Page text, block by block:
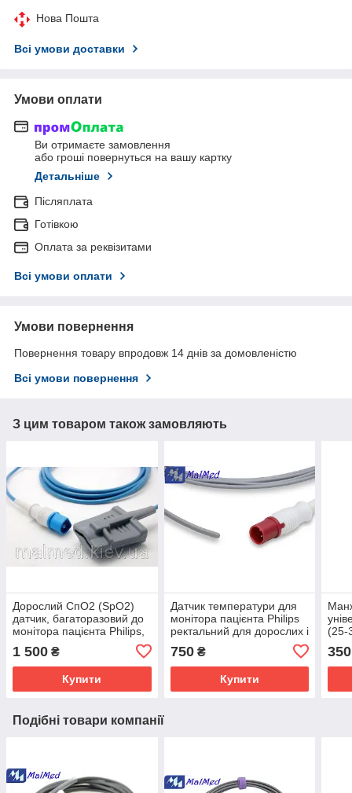
Нова Пошта
Всі умови доставки
Умови оплати
Ви отримаєте замовлення
або гроші повернуться на вашу картку
Детальніше
Післяплата
Готівкою
Оплата за реквізитами
Всі умови оплати
Умови повернення
Повернення товару впродовж 14 днів за домовленістю
Всі умови повернення
З цим товаром також замовляють
Дорослий СпО2 (SpO2)
датчик, багаторазовий до
монітора пацієнта Philips,
SureSigns, HeartStart
1 500 ₴
Купити
Датчик температури для
монітора пацієнта Philips
ректальний для дорослих і
750₴
Купити
(25-
350
Подібні товари компанії